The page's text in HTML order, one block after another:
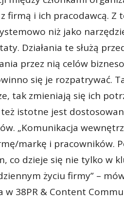
firmą i ich pracodawcą.
niż jako
Działania te służą
przez nią celów
się je rozpatrywać.
tak zmieniają się ich
istotne jest
„Komunikacja
markę i pracowników.
co dzieje się nie tylko w
życiu firmy” –
w 38PR & Content